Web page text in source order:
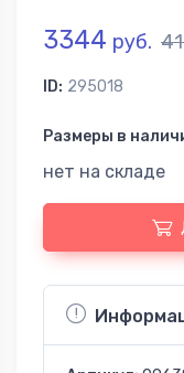
3344 руб.
ID: 295018
Размеры в
нет на складе